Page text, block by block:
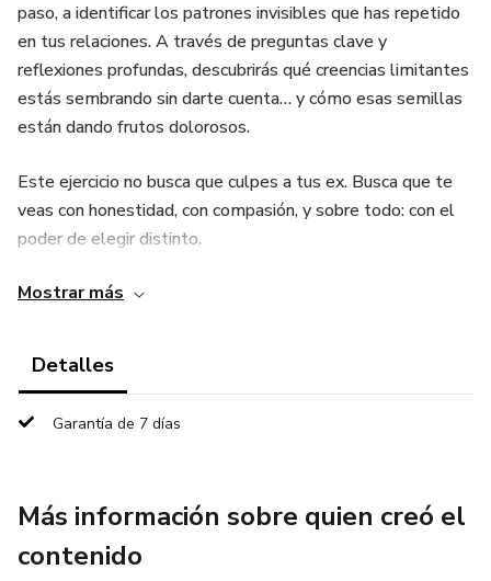
paso, a identificar los patrones invisibles que has repetido
en tus relaciones. A través de preguntas clave y
reflexiones profundas, descubrirás qué creencias limitantes
estás sembrando sin darte cuenta… y cómo esas semillas
están dando frutos dolorosos.
Este ejercicio no busca que culpes a tus ex. Busca que te
veas con honestidad, con compasión, y sobre todo: con el
poder de elegir distinto.
Perfecto para ti si sientes que siempre terminas en el
Mostrar más
Detalles
Garantía de 7 días
Más información sobre quien creó el
contenido